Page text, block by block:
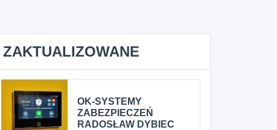
ZAKTUALIZOWANE
OK-SYSTEMY
ZABEZPIECZEŃ
RADOSŁAW DYBIEC